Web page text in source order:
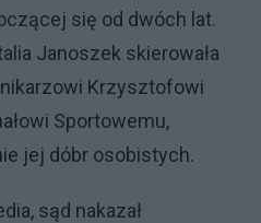
się od dwóch lat.
Janoszek skierowała
Krzysztofowi
Sportowemu,
jej dóbr osobistych.
sąd nakazał